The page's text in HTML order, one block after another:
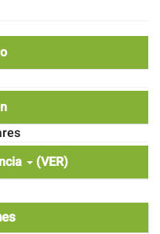
(VER)